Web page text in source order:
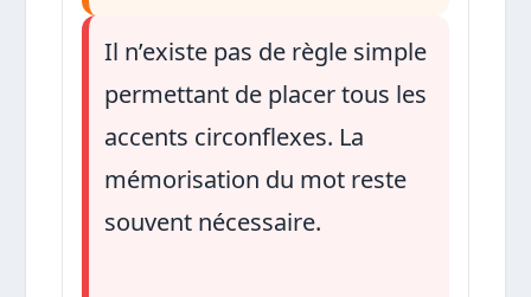
Il n’existe pas de règle simple
permettant de placer tous les
accents circonflexes. La
mémorisation du mot reste
souvent nécessaire.